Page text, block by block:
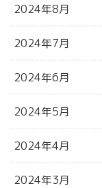
2024年8月
2024年7月
2024年6月
2024年5月
2024年4月
2024年3月